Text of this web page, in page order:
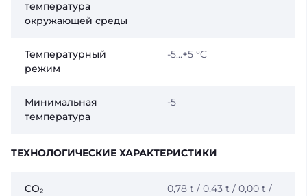
температура
окружающей среды
Температурный
режим
-5...+5 °C
Минимальная
температура
-5
ТЕХНОЛОГИЧЕСКИЕ ХАРАКТЕРИСТИКИ
CO₂
0,78 t / 0,43 t / 0,00 t /